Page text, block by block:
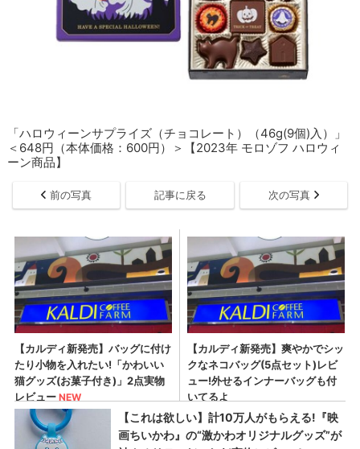
「ハロウィーンサプライズ（チョコレート）（46g(9個)入）」
＜648円（本体価格：600円）＞【2023年 モロゾフ ハロウィ
ーン商品】
前の写真 記事に戻る 次の写真